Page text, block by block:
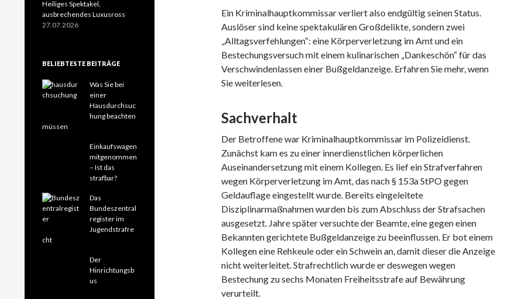
Ein Kriminalhauptkommissar verliert also endgültig seinen Status.
Auslöser sind keine spektakulären Großdelikte, sondern zwei
„Alltagsverfehlungen“: eine Körperverletzung im Amt und ein
Bestechungsversuch mit einem kulinarischen „Dankeschön“ für das
Verschwindenlassen einer Bußgeldanzeige. Erfahren Sie mehr, wenn
Sie weiterlesen.
Sachverhalt
Der Betroffene war Kriminalhauptkommissar im Polizeidienst.
Zunächst kam es zu einer innerdienstlichen körperlichen
Auseinandersetzung mit einem Kollegen. Es lief ein Strafverfahren
wegen Körperverletzung im Amt, das nach § 153a StPO gegen
Geldauflage eingestellt wurde. Bereits eingeleitete
Disziplinarmaßnahmen wurden bis zum Abschluss der Strafsachen
ausgesetzt. Jahre später versuchte der Beamte, eine gegen einen
Bekannten gerichtete Bußgeldanzeige zu beeinflussen. Er bot einem
Kollegen eine Rehkeule oder ein Schwein an, damit dieser die Anzeige
nicht weiterleitet. Strafrechtlich wurde er deswegen wegen
Bestechung zu sechs Monaten Freiheitsstrafe auf Bewährung
verurteilt.
Heiliges Spektakel,
ausbrechendes Luxusross
27.07.2026
BELIEBTESTE BEITRÄGE
Was Sie bei
einer
Hausdurchsuc
hung beachten
müssen
Einkaufswagen
mitgenommen
– Ist das
strafbar?
Das
Bundeszentral
register im
Jugendstrafre
cht
Der
Hinrichtungsb
us